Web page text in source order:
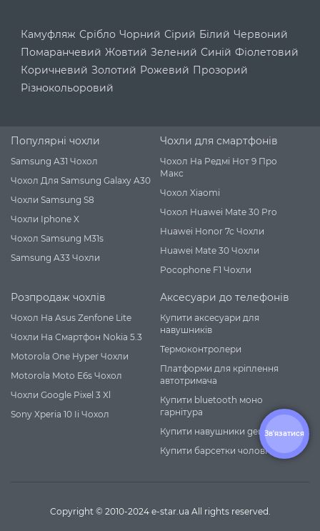
Зв'язатися
Камуфляж Срібло Чорний Сірий Білий Червоний
Помаранчевий Жовтий Зелений Синій Фіолетовий
Коричневий Золотий Рожевий Прозорий
Різнокольоровий
Популярні чохли
Samsung A31 Чохол
Чохол Для Samsung Galaxy A30
Чохли Samsung S8
Чохли Iphone X
Чохол Samsung M31s
Samsung A33 Чохли
Чохли для смартфонів
Чохол На Редмі Нот 9 Про
Макс
Чохол Xiaomi
Чохол Huawei Mate 30 Pro
Huawei Honor 7c Чохли
Huawei Mate 30 Чохли
Pocophone F1 Чохли
Розпродаж чохлів
Чохол На Asus Zenfone Lite
Чохли На Смартфон Nokia 5.3
Motorola One Hyper Чохли
Motorola Moto E6s Чохол
Чохли Google Pixel 3 Xl
Sony Xperia 10 Ii Чохол
Аксесуари до телефонів
Купити аксесуари для
навушників
Термоконтролери
Платформи для кріплення
автотримача
Купити bluetooth моно
гарнітура
Купити навушники genius
Купити барсетки чоловічі
Copyright © 2010-2024 e-star.ua All rights reserved.